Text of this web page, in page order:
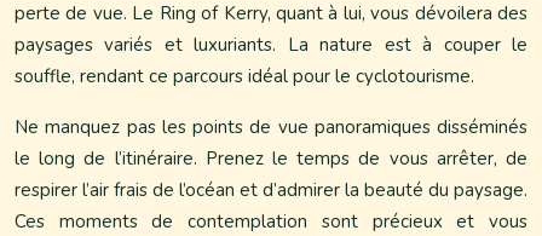
perte de vue. Le Ring of Kerry, quant à lui, vous dévoilera des
paysages variés et luxuriants. La nature est à couper le
souffle, rendant ce parcours idéal pour le cyclotourisme.
Ne manquez pas les points de vue panoramiques disséminés
le long de l’itinéraire. Prenez le temps de vous arrêter, de
respirer l’air frais de l’océan et d’admirer la beauté du paysage.
Ces moments de contemplation sont précieux et vous